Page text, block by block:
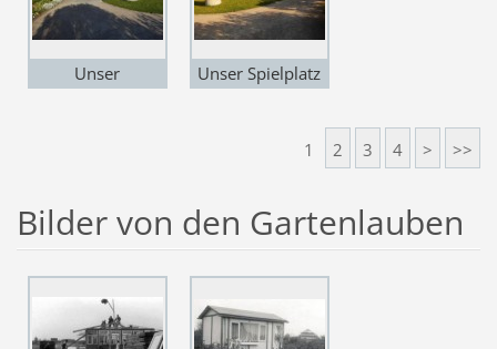
Unser
immer
Wilkommen.
Unser Spielplatz
1
2 3 4 > >>
Bilder von den Gartenlauben